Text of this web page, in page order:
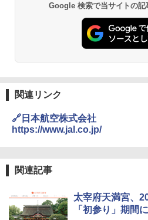
ラソル ガーデ
防水 UVカット
き
￥6,459
秒）射程5～
付き ヒグマ・
関の購入実績
ポインターライ
Google 検索で当サイトの記
関連リンク
🔗日本航空株式会社
https://www.jal.co.jp/
関連記事
太宰府天満宮、
「初参り」期間に